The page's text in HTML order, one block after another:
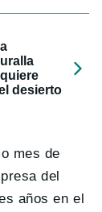
desierto
mes de
del
años en el